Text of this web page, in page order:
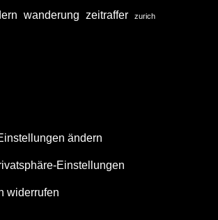
wanderung zeitraffer zurich
ändern
Einstellungen
widerrufen